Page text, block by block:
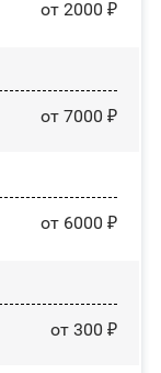
от 2000 ₽
от 7000 ₽
от 6000 ₽
от 300 ₽